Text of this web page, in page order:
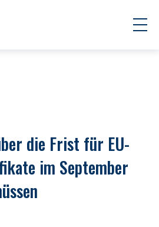
die Frist für EU-
im September